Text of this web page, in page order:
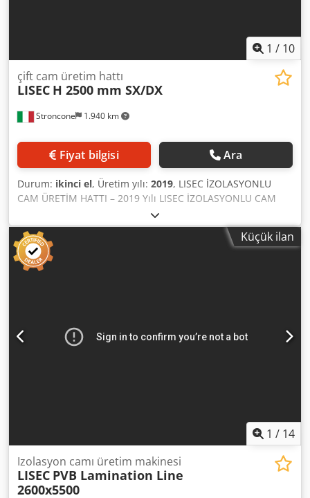
1 / 10
Stroncone 1.940 km
çift cam üretim hattı
LISEC H 2500 mm SX/DX
Fiyat bilgisi Ara
Durum: ikinci el, Üretim yılı: 2019, LISEC İZOLASYONLU
CAM ÜRETİM HATTI – 2019 Yılı LISEC İZOLASYONLU CAM
ÜRETİM HATTI H 2500 mm G/S Maksimum cam boyutu: H
2500 x 3500 mm Minimum cam boyutu: 350 x 180 mm Cam
ünitesi kalınlığı: 12-80 mm Şekiller: Lisec kataloğuna göre
Esnek ara çerçeve kalınlığı: 8-25 mm İçerik: LISEC VHW-
D25/V6 – düz cam paneller için otomatik dikey yıkama ve
çerçevelerin uygulanması için tamamen otomatik dikey
sistem Dkjdpfx Aljzpwf Hjier LISEC SSV-25 – son köşenin
Küçük ilan
1 / 14
Izolasyon camı üretim makinesi
LISEC PVB Lamination Line
2600x5500